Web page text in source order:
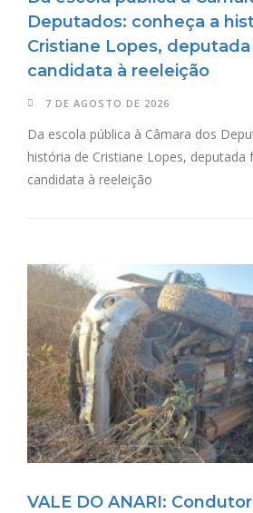
Deputados: conheça a
Cristiane Lopes,
candidata à reeleição
7 DE AGOSTO DE 2026
Da escola pública à Câmara dos
história de Cristiane Lopes, deputada
candidata à reeleição
VALE DO ANARI: